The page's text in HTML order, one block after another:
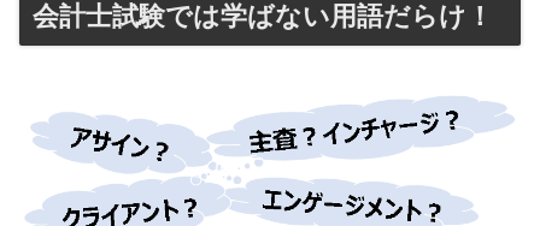
会計士試験では学ばない用語だらけ！